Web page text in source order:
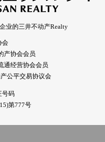
业的三井不动产Realty
会
产协会会员
通经营协会会员
公平交易协议会
号码
第777号